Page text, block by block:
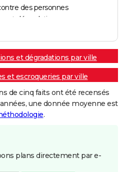
des personnes
et dégradations
et dégradations par ville
et escroqueries par ville
de cinq faits ont été recensés
une donnée moyenne est
.
plans directement par e-